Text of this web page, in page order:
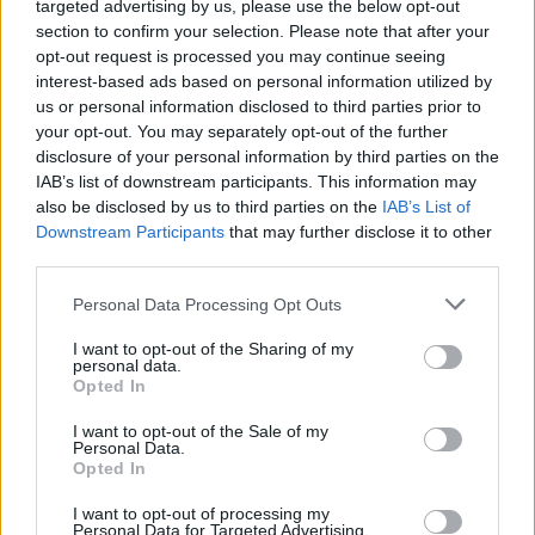
targeted advertising by us, please use the below opt-out
section to confirm your selection. Please note that after your
opt-out request is processed you may continue seeing
interest-based ads based on personal information utilized by
us or personal information disclosed to third parties prior to
your opt-out. You may separately opt-out of the further
disclosure of your personal information by third parties on the
IAB’s list of downstream participants. This information may
also be disclosed by us to third parties on the IAB’s List of
Downstream Participants that may further disclose it to other
Personal Data Processing Opt Outs
I want to opt-out of the Sharing of my
personal data.
Opted In
I want to opt-out of the Sale of my
Personal Data.
Opted In
I want to opt-out of processing my
Personal Data for Targeted Advertising.
A téli időszak közeledtével egyre sürgetőbbé válik a kerti
vízvezetékek és vízmérők fagyvédelme.
SZÁNTHÓ PÉTER| 2025. február 15. 05:55
Százezernyi magyar került rezsicsapdába:
rengeteg családnál kellett kikapcsolni a gázt,
villanyt
szerződés esetében rendelte el a kikapcsolást az MVM a
tartósan nem fizető ügyfeleknél.
PÉNZCENTRUM| 2025. február 5. 08:44
mindenkit érint, aki szemétdíjat fizet, sokan
fognak örülni
Március elsejétől új általános szerződési feltételeket